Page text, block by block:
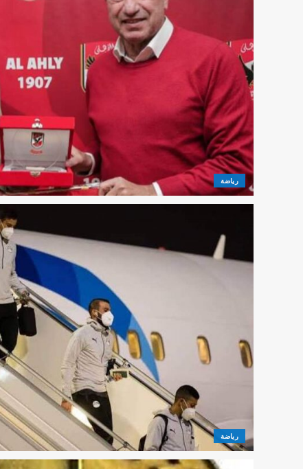
رياضة
رياضة